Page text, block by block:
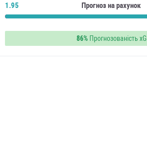
1.95 Прогноз на рахунок
86%Прогнозованість xG